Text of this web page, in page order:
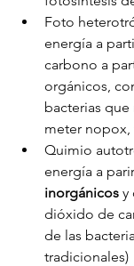
Foto
energía a
carbono a
orgánicos,
bacterias
meter nopox,
Quimio
energía a
inorgánicos y
dióxido de
de las
tradicionales)